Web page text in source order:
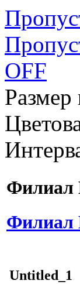
OFF
Филиал
Филиал
Untitled_1